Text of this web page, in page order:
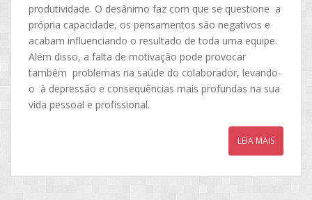
produtividade. O desânimo faz com que se questione a
própria capacidade, os pensamentos são negativos e
acabam influenciando o resultado de toda uma equipe.
Além disso, a falta de motivação pode provocar
também problemas na saúde do colaborador, levando-
o à depressão e consequências mais profundas na sua
vida pessoal e profissional.
LEIA MAIS